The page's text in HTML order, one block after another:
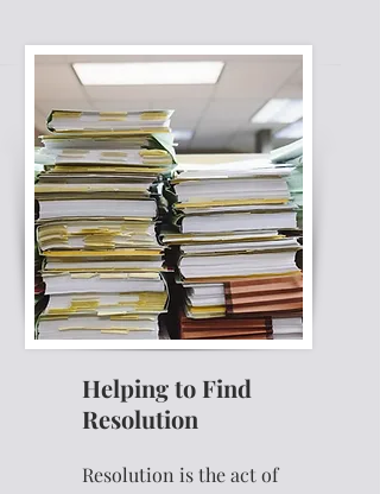
Helping to Find
Resolution
Resolution is the act of